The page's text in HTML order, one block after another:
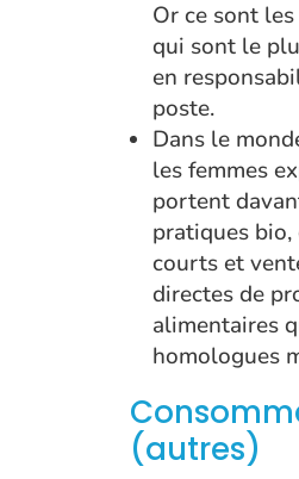
Or ce sont
qui sont le
en
poste.
Dans le
les femmes
portent
pratiques
courts et
directes de
alimentaires
homologues
(autres)